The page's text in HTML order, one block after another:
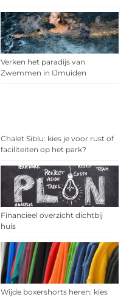
Verken het paradijs van
Zwemmen in IJmuiden
Chalet Siblu: kies je voor rust of
faciliteiten op het park?
Financieel overzicht dichtbij
huis
Wijde boxershorts heren: kies